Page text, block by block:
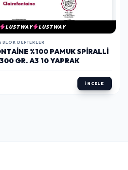
LUSTWAY LUSTWAY
BLOK DEFTERLER
%100 PAMUK SPIRALLI
GR. A3 10 YAPRAK
İNCELE